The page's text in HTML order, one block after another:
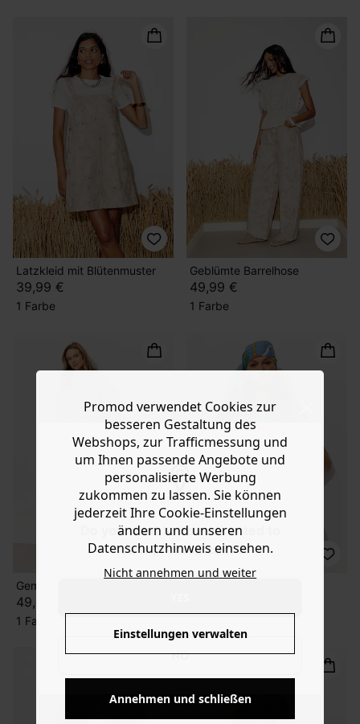
Do you want to be redirected to
www.promod.com ?
NO
Latzkleid mit Blütenmuster
39,99 €
1 Farbe
Geblümte Barrelhose
49,99 €
1 Farbe
Gemusterte Balloonhose
49,99 €
1 Farbe
Promod verwendet Cookies zur
besseren Gestaltung des
Webshops, zur Trafficmessung und
um Ihnen passende Angebote und
personalisierte Werbung
zukommen zu lassen. Sie können
jederzeit Ihre Cookie-Einstellungen
ändern und unseren
Datenschutzhinweis einsehen.
Nicht annehmen und weiter
Einstellungen verwalten
Annehmen und schließen